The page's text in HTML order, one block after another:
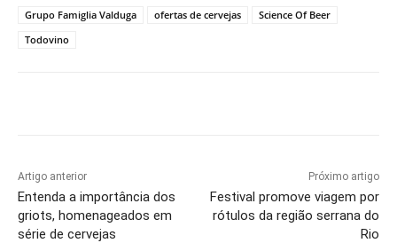
Grupo Famiglia Valduga
ofertas de cervejas
Science Of Beer
Todovino
Artigo anterior
Entenda a importância dos
griots, homenageados em
série de cervejas
Próximo artigo
Festival promove viagem por
rótulos da região serrana do
Rio